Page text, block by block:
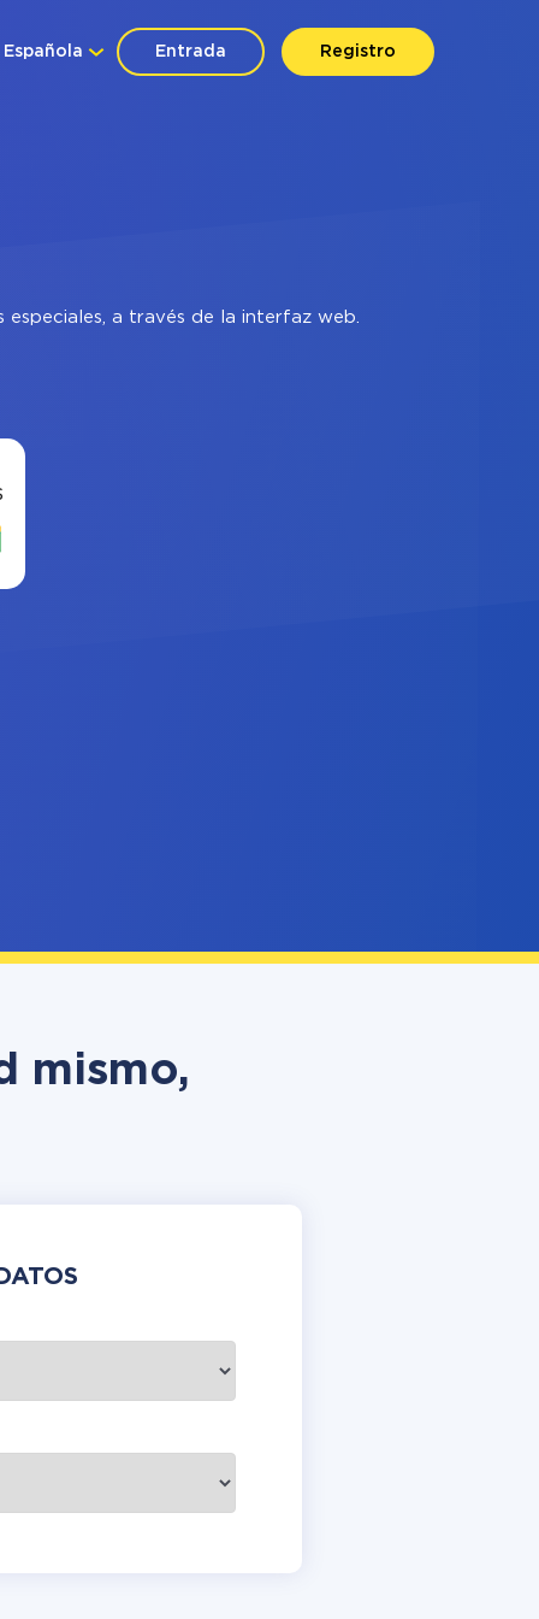
Entrada Registro
Española
a través de la interfaz web.
mismo,